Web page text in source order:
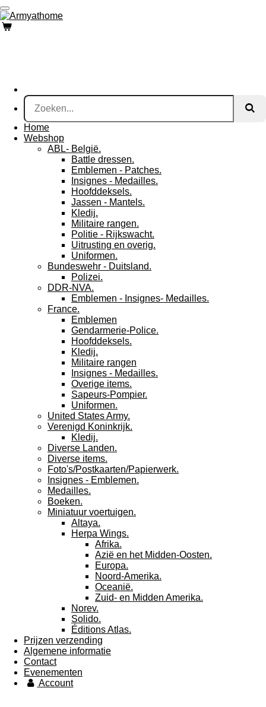
Ga
direct
naar
Home
Webshop
ABL- België.
Battle dressen.
Emblemen - Patches.
Insignes - Medailles.
Hoofddeksels.
Jassen - Mantels.
Kledij.
Militaire rangen.
Politie - Rijkswacht.
Uitrusting en overig.
Uniformen.
Bundeswehr - Duitsland.
Polizei.
DDR-NVA.
Emblemen - Insignes- Medailles.
France.
Emblemen
Gendarmerie-Police.
Hoofddeksels.
Kledij.
Militaire rangen
Insignes - Medailles.
Overige items.
Sapeurs-Pompier.
Uniformen.
United States Army.
Verenigd Koninkrijk.
Kledij.
Diverse Landen.
Diverse items.
Foto's/Postkaarten/Papierwerk.
Insignes - Emblemen.
Medailles.
Boeken.
Miniatuur voertuigen.
Altaya.
Herpa Wings.
Afrika.
Azië en het Midden-Oosten.
Europa.
Noord-Amerika.
Oceanië.
Zuid- en Midden Amerika.
Norev.
Solido.
Éditions Atlas.
Prijzen verzending
Algemene informatie
Contact
Evenementen
Account